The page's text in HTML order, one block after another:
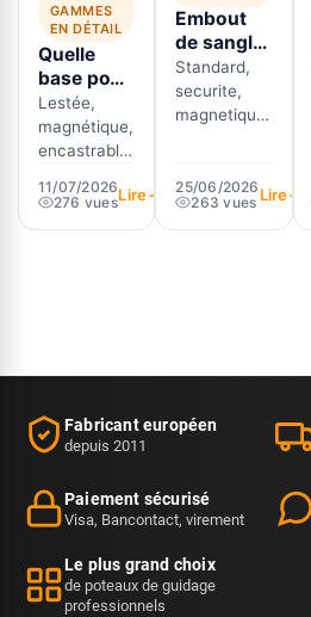
GAMMES
EN DÉTAIL
Quelle
base pour
votre
poteau de
guidage ?
socles
Lestée,
magnétique,
encastrable,
amovible : le
11/07/2026
276 vuesLire
Embout
de sangle
: a quoi
sert
chaque
poteau de
guidage ?
Standard,
securite,
magnetique
decouvrez a
quoi sert
chaque
les…
25/06/2026
263 vues Lire
Fabricant européen
depuis 2011
Paiement sécurisé
Visa, Bancontact, virement
Le plus grand choix
de poteaux de guidage
professionnels